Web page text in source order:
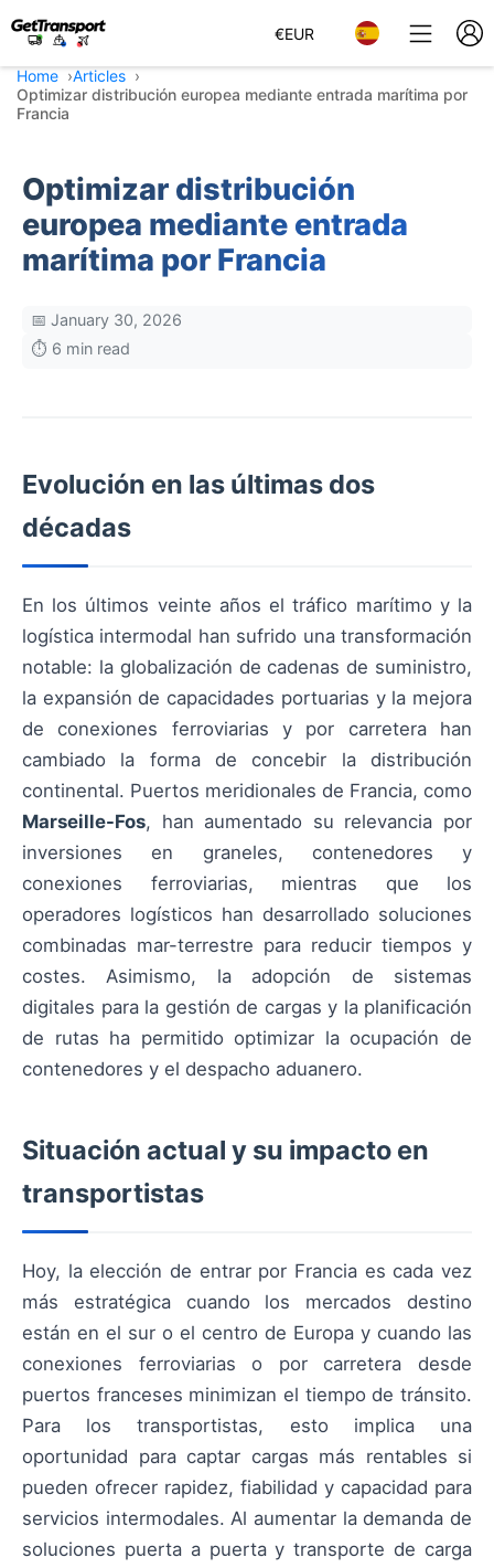
€EUR
Home
Articles
Optimizar distribución europea mediante entrada marítima por
Francia
Optimizar distribución
europea mediante entrada
marítima por Francia
📅 January 30, 2026
⏱️ 6 min read
Evolución en las últimas dos
décadas
En los últimos veinte años el tráfico marítimo y la
logística intermodal han sufrido una transformación
notable: la globalización de cadenas de suministro,
la expansión de capacidades portuarias y la mejora
de conexiones ferroviarias y por carretera han
cambiado la forma de concebir la distribución
continental. Puertos meridionales de Francia, como
Marseille-Fos, han aumentado su relevancia por
inversiones en graneles, contenedores y
conexiones ferroviarias, mientras que los
operadores logísticos han desarrollado soluciones
combinadas mar-terrestre para reducir tiempos y
costes. Asimismo, la adopción de sistemas
digitales para la gestión de cargas y la planificación
de rutas ha permitido optimizar la ocupación de
contenedores y el despacho aduanero.
Situación actual y su impacto en
transportistas
Hoy, la elección de entrar por Francia es cada vez
más estratégica cuando los mercados destino
están en el sur o el centro de Europa y cuando las
conexiones ferroviarias o por carretera desde
puertos franceses minimizan el tiempo de tránsito.
Para los transportistas, esto implica una
oportunidad para captar cargas más rentables si
pueden ofrecer rapidez, fiabilidad y capacidad para
servicios intermodales. Al aumentar la demanda de
soluciones puerta a puerta y transporte de carga